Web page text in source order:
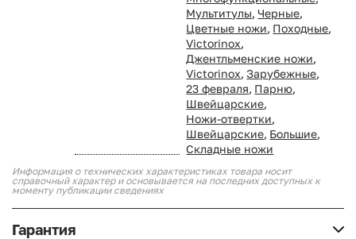
Мультитулы, Черные,
Цветные ножи, Походные,
Victorinox,
Джентльменские ножи,
Victorinox, Зарубежные,
23 февраля, Парню,
Швейцарские,
Ножи-отвертки,
Швейцарские, Большие,
Складные ножи
Информация о технических характеристиках товара носит
справочный характер и основывается на последних доступных к
моменту публикации сведениях
Гарантия